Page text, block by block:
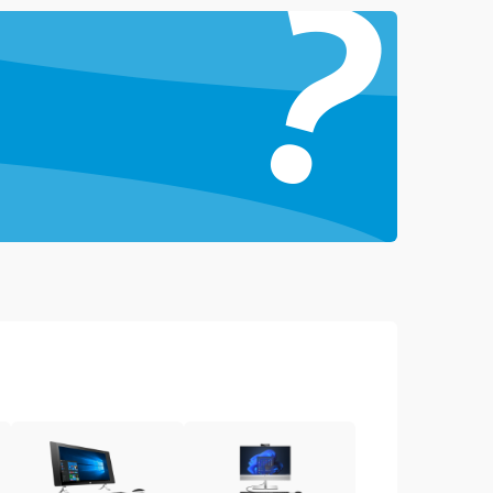
Подробнее →
Подробнее →
Подробнее →
2000 ₽ Подробнее →
?